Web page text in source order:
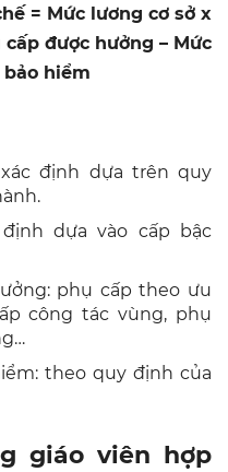
= Mức lương cơ sở x
được hưởng – Mức
hiểm
định dựa trên quy
dựa vào cấp bậc
phụ cấp theo ưu
công tác vùng, phụ
theo quy định của
giáo viên hợp